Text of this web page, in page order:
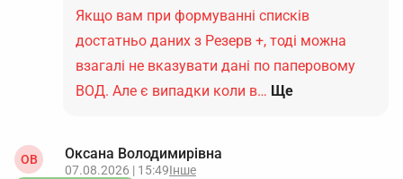
Якщо вам при формуванні списків
достатньо даних з Резерв +, тоді можна
взагалі не вказувати дані по паперовому
ВОД. Але є випадки коли в… Ще
ОВ Оксана Володимирівна
07.08.2026 | 15:49Інше